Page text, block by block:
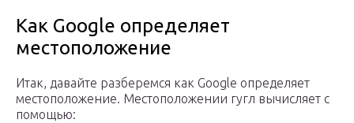
Как Google определяет
местоположение
Итак, давайте разберемся как Google определяет
местоположение. Местоположении гугл вычисляет с
помощью: